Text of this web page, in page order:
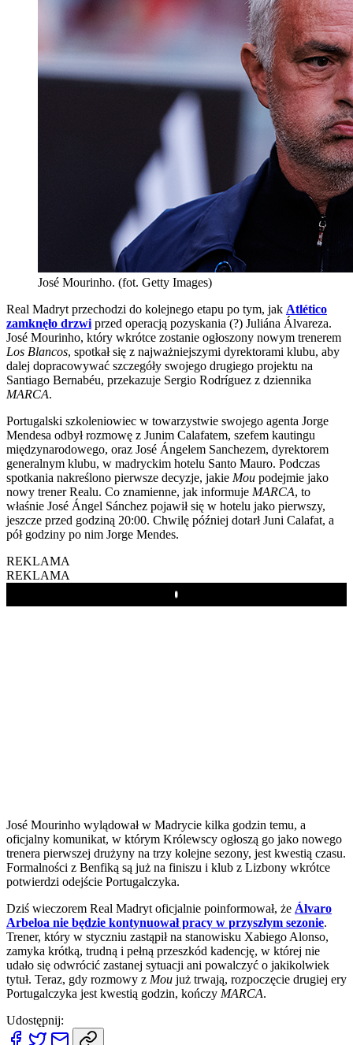
José Mourinho. (fot. Getty Images)
Real Madryt przechodzi do kolejnego etapu po tym, jak Atlético
zamknęło drzwi przed operacją pozyskania (?) Juliána Álvareza.
José Mourinho, który wkrótce zostanie ogłoszony nowym trenerem
Los Blancos, spotkał się z najważniejszymi dyrektorami klubu, aby
dalej dopracowywać szczegóły swojego drugiego projektu na
Santiago Bernabéu, przekazuje Sergio Rodríguez z dziennika
MARCA.
Portugalski szkoleniowiec w towarzystwie swojego agenta Jorge
Mendesa odbył rozmowę z Junim Calafatem, szefem kautingu
międzynarodowego, oraz José Ángelem Sanchezem, dyrektorem
generalnym klubu, w madryckim hotelu Santo Mauro. Podczas
spotkania nakreślono pierwsze decyzje, jakie Mou podejmie jako
nowy trener Realu. Co znamienne, jak informuje MARCA, to
właśnie José Ángel Sánchez pojawił się w hotelu jako pierwszy,
jeszcze przed godziną 20:00. Chwilę później dotarł Juni Calafat, a
pół godziny po nim Jorge Mendes.
REKLAMA
REKLAMA
Play
José Mourinho wylądował w Madrycie kilka godzin temu, a
oficjalny komunikat, w którym Królewscy ogłoszą go jako nowego
trenera pierwszej drużyny na trzy kolejne sezony, jest kwestią czasu.
Formalności z Benfiką są już na finiszu i klub z Lizbony wkrótce
potwierdzi odejście Portugalczyka.
Dziś wieczorem Real Madryt oficjalnie poinformował, że Álvaro
Arbeloa nie będzie kontynuował pracy w przyszłym sezonie.
Trener, który w styczniu zastąpił na stanowisku Xabiego Alonso,
zamyka krótką, trudną i pełną przeszkód kadencję, w której nie
udało się odwrócić zastanej sytuacji ani powalczyć o jakikolwiek
tytuł. Teraz, gdy rozmowy z Mou już trwają, rozpoczęcie drugiej ery
Portugalczyka jest kwestią godzin, kończy MARCA.
Udostępnij: